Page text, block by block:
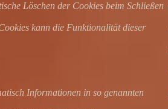
Löschen der Cookies beim Schließen
kann die Funktionalität dieser
Informationen in so genannten